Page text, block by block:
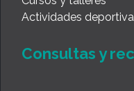
Actividades
Consultas y